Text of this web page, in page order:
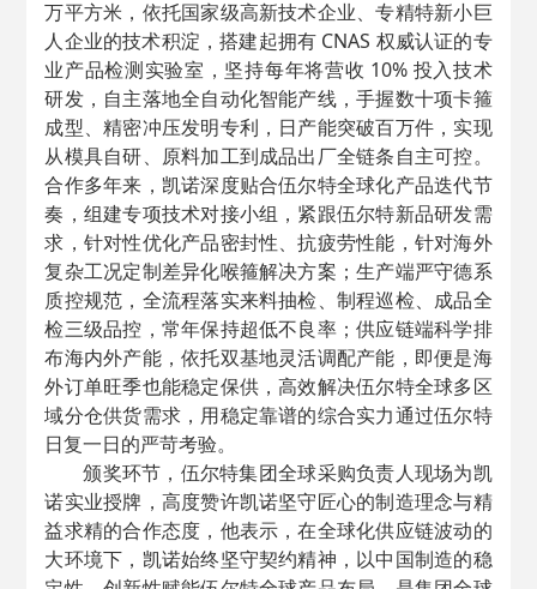
万平方米，依托国家级高新技术企业、专精特新小巨
人企业的技术积淀，搭建起拥有 CNAS 权威认证的专
业产品检测实验室，坚持每年将营收 10% 投入技术
研发，自主落地全自动化智能产线，手握数十项卡箍
成型、精密冲压发明专利，日产能突破百万件，实现
从模具自研、原料加工到成品出厂全链条自主可控。
合作多年来，凯诺深度贴合伍尔特全球化产品迭代节
奏，组建专项技术对接小组，紧跟伍尔特新品研发需
求，针对性优化产品密封性、抗疲劳性能，针对海外
复杂工况定制差异化喉箍解决方案；生产端严守德系
质控规范，全流程落实来料抽检、制程巡检、成品全
检三级品控，常年保持超低不良率；供应链端科学排
布海内外产能，依托双基地灵活调配产能，即便是海
外订单旺季也能稳定保供，高效解决伍尔特全球多区
域分仓供货需求，用稳定靠谱的综合实力通过伍尔特
日复一日的严苛考验。
颁奖环节，伍尔特集团全球采购负责人现场为凯
诺实业授牌，高度赞许凯诺坚守匠心的制造理念与精
益求精的合作态度，他表示，在全球化供应链波动的
大环境下，凯诺始终坚守契约精神，以中国制造的稳